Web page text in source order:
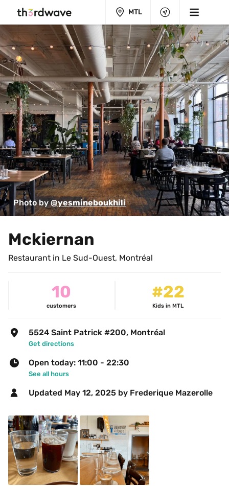
MTL
Photo by @yesmineboukhili
Mckiernan
Restaurant in Le Sud-Ouest, Montréal
10
customers
#22
Kids in MTL
5524 Saint Patrick #200, Montréal
Get directions
Open today: 11:00 - 22:30
See all hours
Updated May 12, 2025